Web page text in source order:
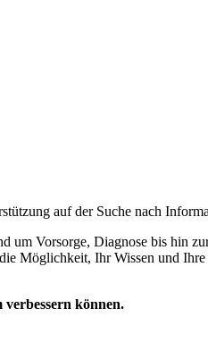
auf der Suche nach
Vorsorge, Diagnose bis hin
Möglichkeit, Ihr Wissen und
verbessern können.